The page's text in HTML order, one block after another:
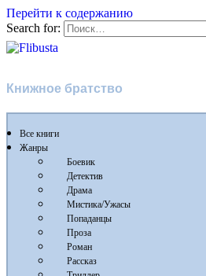
Перейти к содержанию
Search for:
Книжное братство
Все книги
Жанры
Боевик
Детектив
Драма
Мистика/Ужасы
Попаданцы
Проза
Роман
Рассказ